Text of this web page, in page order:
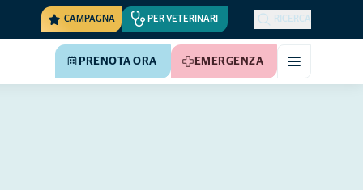
CAMPAGNA PER VETERINARI RICERCA
PRENOTA ORA EMERGENZA